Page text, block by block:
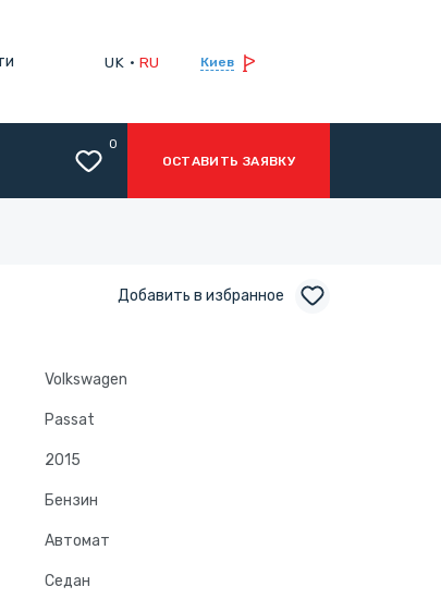
UK RU Киев
0
ОСТАВИТЬ ЗАЯВКУ
Добавить в избранное
Volkswagen
Passat
2015
Бензин
Автомат
Седан